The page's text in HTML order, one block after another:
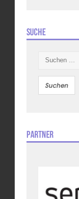
Suche
nach:
Partner